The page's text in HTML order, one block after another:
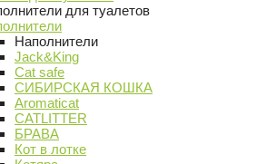
для туалетов
Наполнители
Jack&King
Cat safe
СИБИРСКАЯ КОШКА
Aromaticat
CATLITTER
БРАВА
Кот в лотке